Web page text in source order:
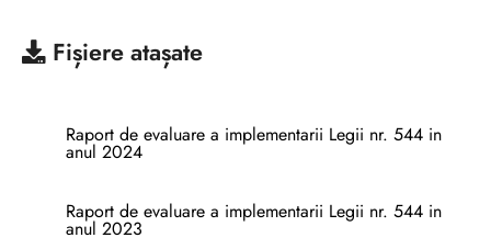
Fișiere atașate
Raport de evaluare a implementarii Legii nr. 544 in
anul 2024
Raport de evaluare a implementarii Legii nr. 544 in
anul 2023